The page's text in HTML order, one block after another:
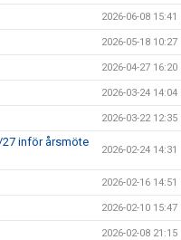
2026-06-08 15:41
2026-05-18 10:27
2026-04-27 16:20
2026-03-24 14:04
2026-03-22 12:35
inför årsmöte
2026-02-24 14:31
2026-02-16 14:51
2026-02-10 15:47
2026-02-08 21:15